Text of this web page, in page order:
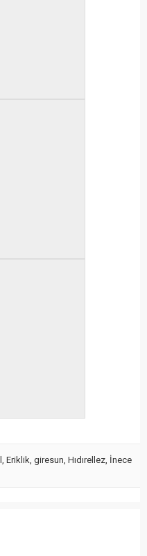
Eriklik giresun Hıdırellez İnece